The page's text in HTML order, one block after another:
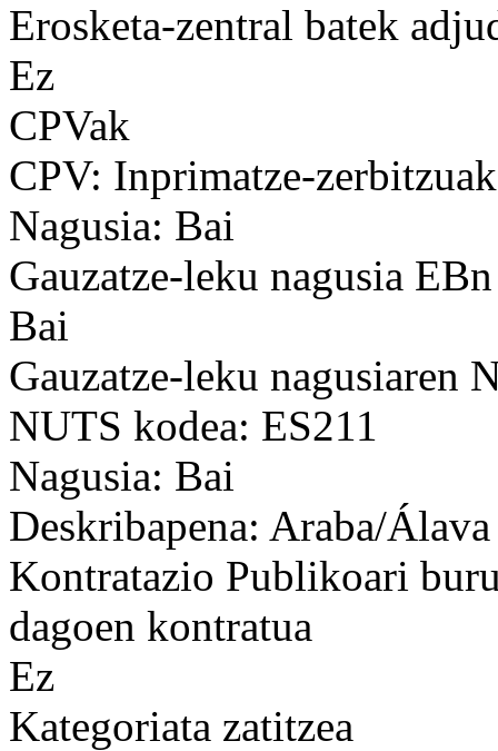
Erosketa-zentral batek
Ez
CPVak
CPV: Inprimatze-
Nagusia: Bai
Gauzatze-leku nagusia EBn
Bai
Gauzatze-leku nagusiaren
NUTS kodea: ES211
Nagusia: Bai
Deskribapena: Araba/Álava
Kontratazio Publikoari
dagoen kontratua
Ez
Kategoriata zatitzea